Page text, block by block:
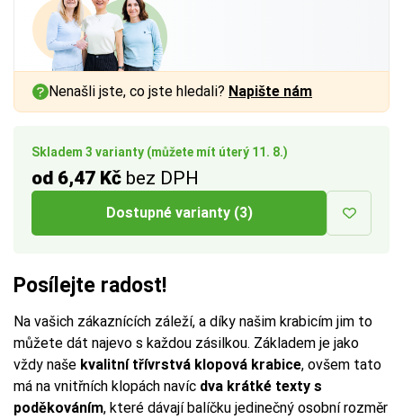
Skladem 3 varianty (můžete mít úterý 11. 8.)
od 6,47 Kč bez DPH
Dostupné varianty (3)
Posílejte radost!
Na vašich zákaznících záleží, a díky našim krabicím jim to
můžete dát najevo s každou zásilkou. Základem je jako
vždy naše kvalitní třívrstvá klopová krabice, ovšem tato
má na vnitřních klopách navíc dva krátké texty s
poděkováním, které dávají balíčku jedinečný osobní rozměr
Nenašli jste, co jste hledali? Napište nám
a vnitřním rozměrem až
Více tipů pro výběr správné krabice:
BUTTON:Jak vybrat krabici
a vnitřním rozměrem až
Více tipů pro výběr správné krabice:
BUTTON:Jak vybrat krabici
a vnitřním rozměrem až
Více tipů pro výběr správné krabice:
BUTTON:Jak vybrat krabici